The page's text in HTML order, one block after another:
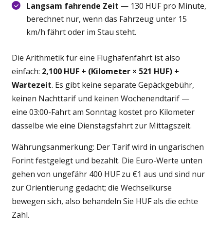
Langsam fahrende Zeit — 130 HUF pro Minute,
berechnet nur, wenn das Fahrzeug unter 15
km/h fährt oder im Stau steht.
Die Arithmetik für eine Flughafenfahrt ist also
einfach: 2,100 HUF + (Kilometer × 521 HUF) +
Wartezeit. Es gibt keine separate Gepäckgebühr,
keinen Nachttarif und keinen Wochenendtarif —
eine 03:00-Fahrt am Sonntag kostet pro Kilometer
dasselbe wie eine Dienstagsfahrt zur Mittagszeit.
Währungsanmerkung: Der Tarif wird in ungarischen
Forint festgelegt und bezahlt. Die Euro-Werte unten
gehen von ungefähr 400 HUF zu €1 aus und sind nur
zur Orientierung gedacht; die Wechselkurse
bewegen sich, also behandeln Sie HUF als die echte
Zahl.